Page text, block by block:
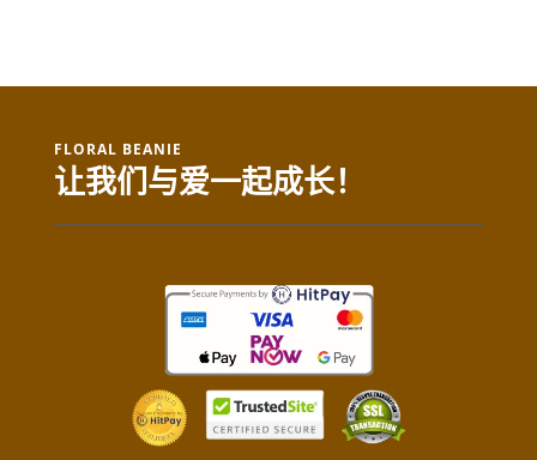
FLORAL BEANIE
让我们与爱一起成长！